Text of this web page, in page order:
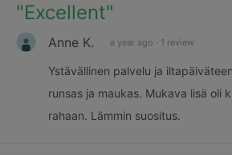
"Excellent"
Anne K. a year ago · 1 review
Ystävällinen palvelu ja
runsas ja maukas. Mukava lisä oli
rahaan. Lämmin suositus.